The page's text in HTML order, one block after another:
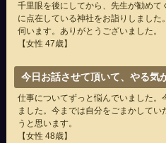
千里眼を後にしてから、先生が勧め
に点在している神社をお詣りしまし
伺います。ありがとうございました。
【女性 47歳】
今日お話させて頂いて、やる気
仕事についてずっと悩んでいました。
ました。今までは自分をごまかして
うと思います。
【女性 48歳】